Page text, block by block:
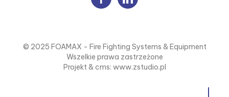
© 2025 FOAMAX - Fire Fighting Systems & Equipment
Wszelkie prawa zastrzeżone
Projekt & cms: www.zstudio.pl